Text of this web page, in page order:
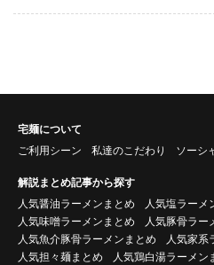
宅麺について
ご利用シーン
私達のこだわり ソーシ
解説まとめ記事から探す
人気醤油ラーメンまとめ
人気塩ラーメ
人気味噌ラーメンまとめ
人気豚骨ラー
人気魚介豚骨ラーメンまとめ
人気家系
人気担々麺まとめ
人気鶏白湯ラーメン